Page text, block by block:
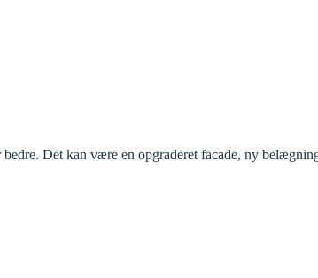
Det kan være en opgraderet facade, ny